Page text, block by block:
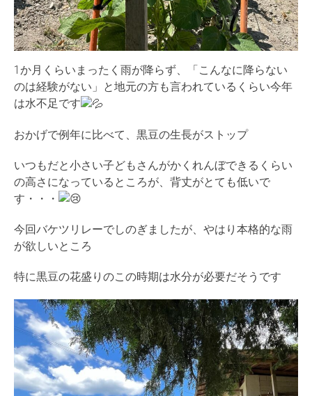
1か月くらいまったく雨が降らず、「こんなに降らない
のは経験がない」と地元の方も言われているくらい今年
は水不足です
おかげで例年に比べて、黒豆の生長がストップ
いつもだと小さい子どもさんがかくれんぼできるくらい
の高さになっているところが、背丈がとても低いで
す・・・
今回バケツリレーでしのぎましたが、やはり本格的な雨
が欲しいところ
特に黒豆の花盛りのこの時期は水分が必要だそうです